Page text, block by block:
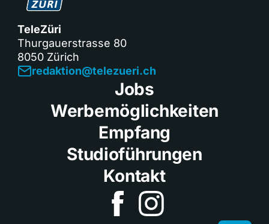
TeleZüri
Thurgauerstrasse 80
8050 Zürich
redaktion@telezueri.ch
Jobs
Werbemöglichkeiten
Empfang
Studioführungen
Kontakt